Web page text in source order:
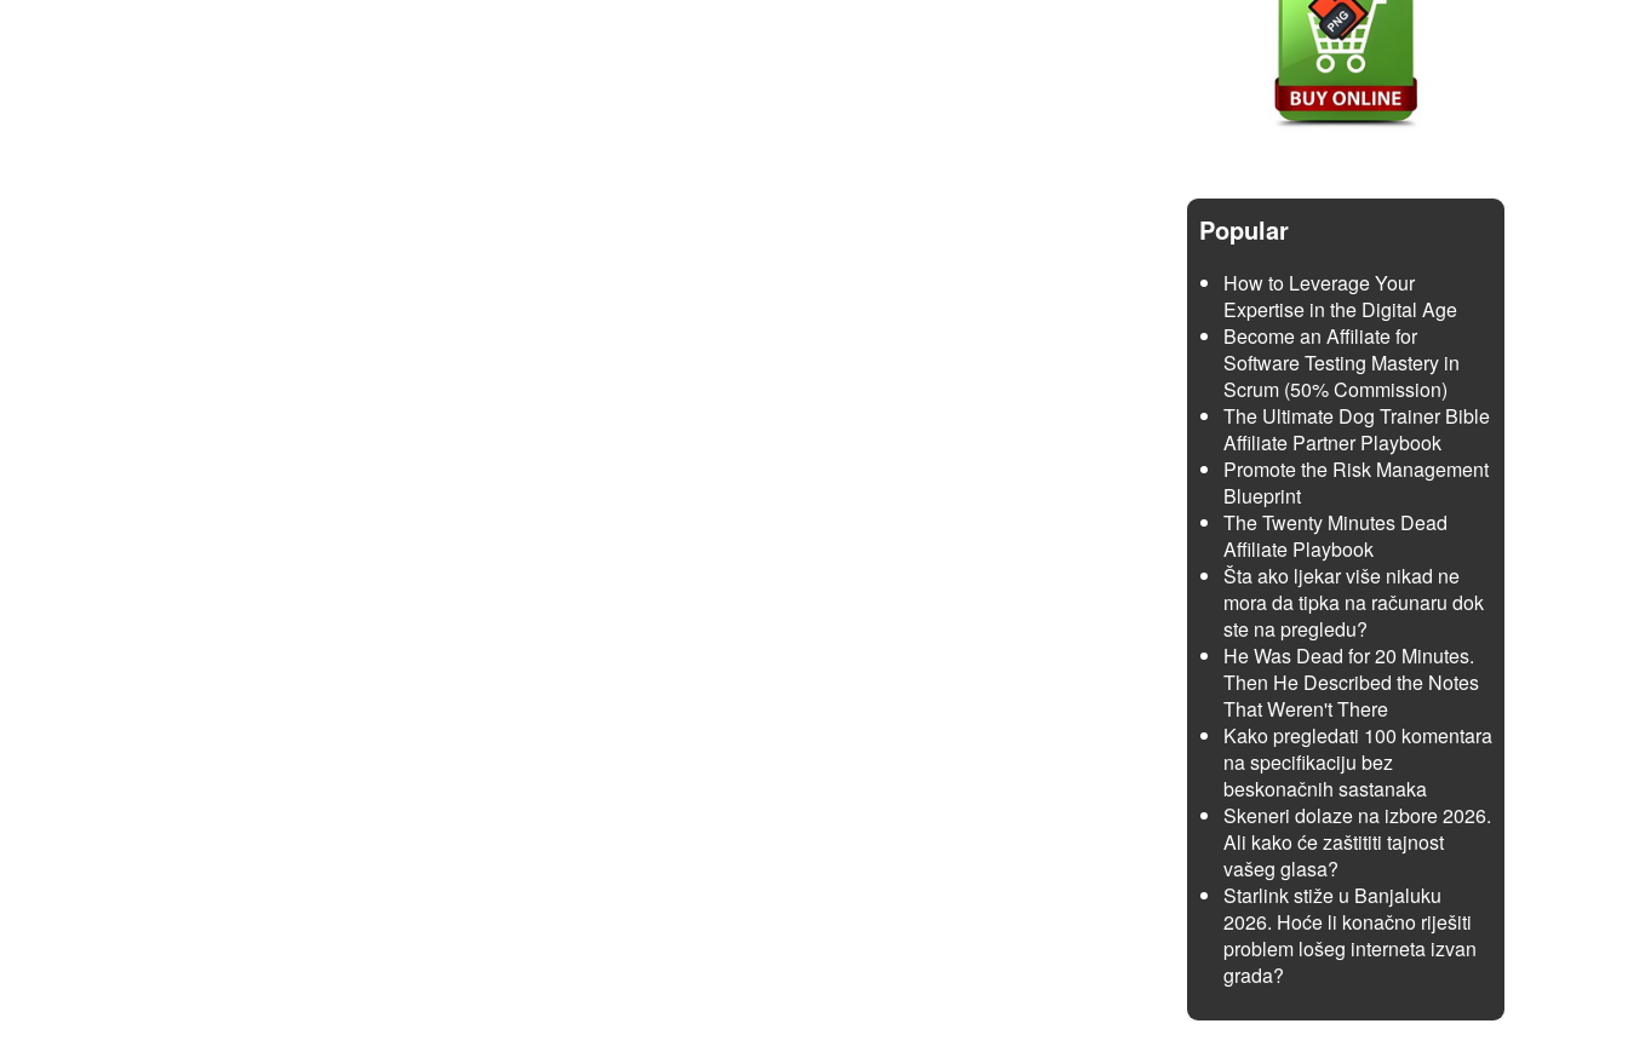
Popular
How to Leverage Your
Expertise in the Digital Age
Become an Affiliate for
Software Testing Mastery in
Scrum (50% Commission)
The Ultimate Dog Trainer Bible
Affiliate Partner Playbook
Promote the Risk Management
Blueprint
The Twenty Minutes Dead
Affiliate Playbook
Šta ako ljekar više nikad ne
mora da tipka na računaru dok
ste na pregledu?
He Was Dead for 20 Minutes.
Then He Described the Notes
That Weren't There
Kako pregledati 100 komentara
na specifikaciju bez
beskonačnih sastanaka
Skeneri dolaze na izbore 2026.
Ali kako će zaštititi tajnost
vašeg glasa?
Starlink stiže u Banjaluku
2026. Hoće li konačno riješiti
problem lošeg interneta izvan
grada?